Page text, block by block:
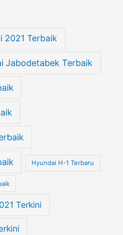
2021 Terbaik
Jabodetabek Terbaik
Hyundai H-1 Terbaru
Terkini